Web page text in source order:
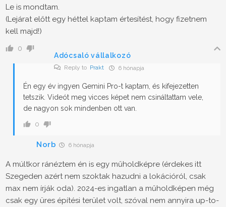
Le is mondtam.
(Lejárat előtt egy héttel kaptam értesítést, hogy fizetnem
kell majd!)
0
Adócsaló vállalkozó
Reply to Prakt 6 hónapja
Én egy év ingyen Gemini Pro-t kaptam, és kifejezetten
tetszik. Videót meg vicces képet nem csináltattam vele,
de nagyon sok mindenben ott van.
0
Norb 6 hónapja
A múltkor ránéztem én is egy műholdképre (érdekes itt
Szegeden azért nem szoktak hazudni a lokációról, csak
max nem írják oda). 2024-es ingatlan a műholdképen még
csak egy üres építési terület volt, szóval nem annyira up-to-